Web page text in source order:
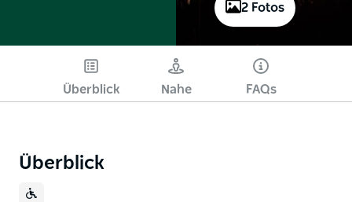
2 Fotos
Überblick Nahe FAQs
Überblick